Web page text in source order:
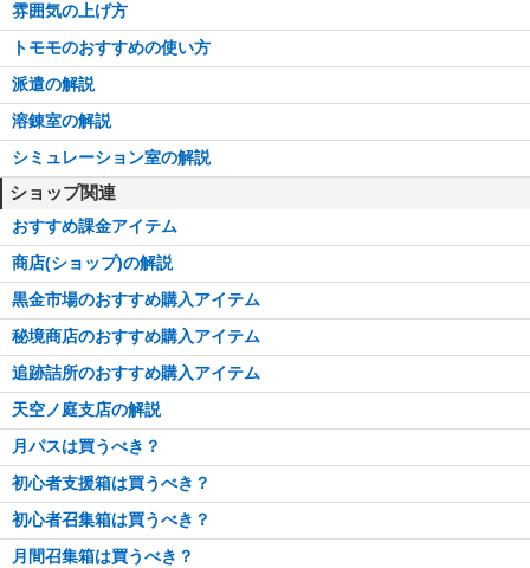
雰囲気の上げ方
トモモのおすすめの使い方
派遣の解説
溶錬室の解説
シミュレーション室の解説
ショップ関連
おすすめ課金アイテム
商店(ショップ)の解説
黒金市場のおすすめ購入アイテム
秘境商店のおすすめ購入アイテム
追跡詰所のおすすめ購入アイテム
天空ノ庭支店の解説
月パスは買うべき？
初心者支援箱は買うべき？
初心者召集箱は買うべき？
月間召集箱は買うべき？